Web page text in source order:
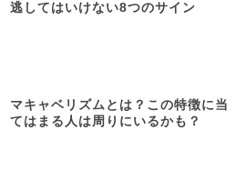
逃してはいけない8つのサイン
マキャベリズムとは？この特徴に当
てはまる人は周りにいるかも？